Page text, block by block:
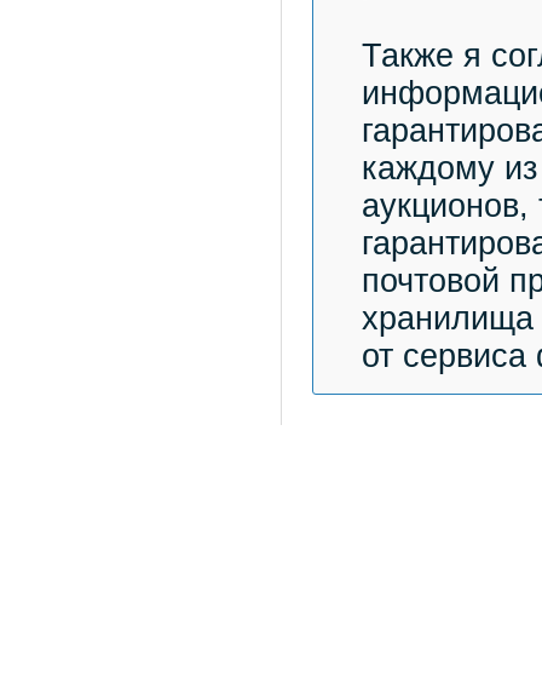
Также я
каждому
почтовой
хранилища
от сервиса